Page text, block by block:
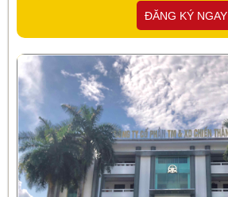
ĐĂNG KÝ NGAY